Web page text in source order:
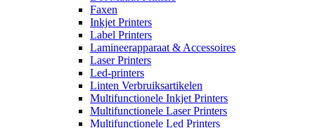
Faxen
Inkjet Printers
Label Printers
Lamineerapparaat & Accessoires
Laser Printers
Led-printers
Linten Verbruiksartikelen
Multifunctionele Inkjet Printers
Multifunctionele Laser Printers
Multifunctionele Led Printers